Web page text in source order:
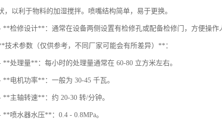
，以利于物料的加湿搅拌。喷嘴结构简单，易于更换。
检修设计**：通常在设备两侧设置有检修孔或配备检修门，方便操作
技术参数（仅供参考，不同厂家可能会有所差异）**：
处理量**：每小时的处理量通常在 60-80 立方米左右。
电机功率**：一般为 30-45 千瓦。
主轴转速**：约 20-30 转/分钟。
喷水器水压**：0.4 - 0.8MPa。